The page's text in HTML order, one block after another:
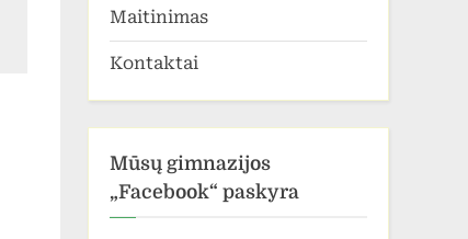
Maitinimas
Kontaktai
Mūsų gimnazijos
„Facebook“ paskyra